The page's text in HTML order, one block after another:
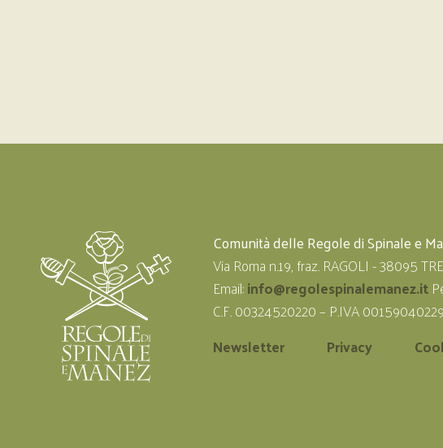
Comunità delle Regole di Spinale e
Via Roma n.19, fraz. RAGOLI - 38095
Email:info@regolespinalemanez.it
C.F. 00324520220 – P.IVA
Newsletter
Privacy